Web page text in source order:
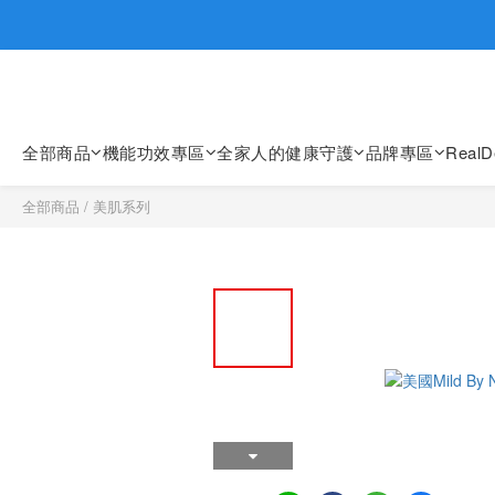
全部商品 機能功效專區 全家人的健康守護 品牌專區
全部商品 / 美肌系列